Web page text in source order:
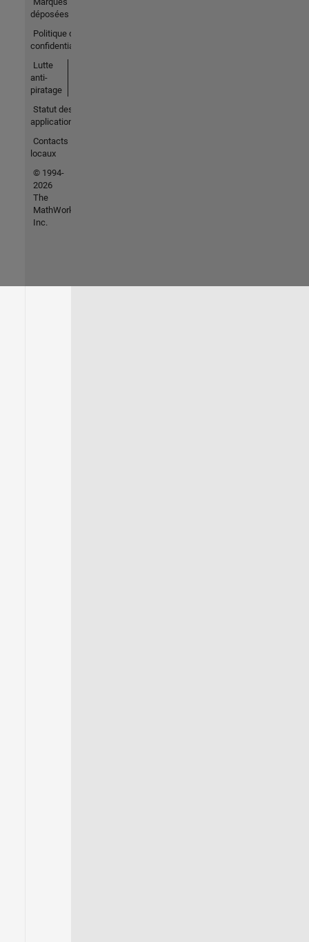
déposées
Politique de
confidentialité
Lutte
anti-
piratage
Statut des
applications
Contacts
locaux
© 1994-
2026
The
MathWorks,
Inc.